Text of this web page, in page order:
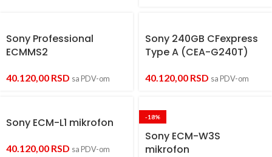
Sony Professional
ECMMS2
40.120,00 RSD sa PDV-om
Sony 240GB CFexpress
Type A (CEA-G240T)
40.120,00 RSD sa PDV-om
Sony ECM-L1 mikrofon
40.120,00 RSD sa PDV-om
-18%
Sony ECM-W3S
mikrofon